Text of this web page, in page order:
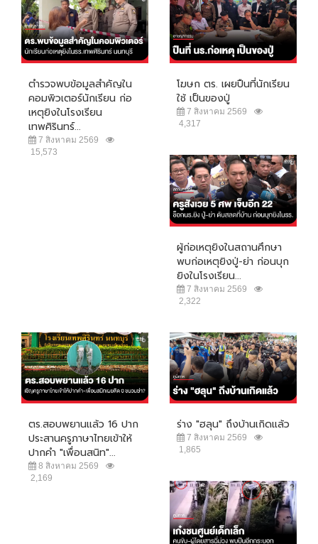
ตำรวจพบข้อมูลสำคัญใน
คอมพิวเตอร์นักเรียน ก่อ
เหตุยิงในโรงเรียน
เทพศิรินทร์...
7 สิงหาคม 2569
15,573
โฆษก ตร. เผยปืนที่นักเรียน
ใช้ เป็นของปู่
7 สิงหาคม 2569
4,317
ผู้ก่อเหตุยิงในสถานศึกษา
พบก่อเหตุยิงปู่-ย่า ก่อนบุก
ยิงในโรงเรียน...
7 สิงหาคม 2569
2,322
ตร.สอบพยานแล้ว 16 ปาก
ประสานครูภาษาไทยเข้าให้
ปากคำ "เพื่อนสนิท"...
8 สิงหาคม 2569
2,169
ร่าง "ฮลุน" ถึงบ้านเกิดแล้ว
7 สิงหาคม 2569
1,865